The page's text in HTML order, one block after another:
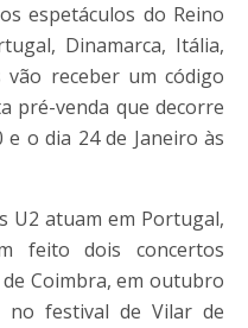
espetáculos do Reino
Dinamarca, Itália,
vão receber um código
pré-venda que decorre
o dia 24 de Janeiro às
U2 atuam em Portugal,
feito dois concertos
Coimbra, em outubro
no festival de Vilar de